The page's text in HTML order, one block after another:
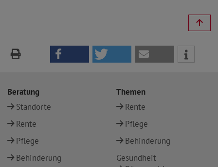
Beratung
Standorte
Rente
Pflege
Behinderung
Themen
Rente
Pflege
Behinderung
Gesundheit